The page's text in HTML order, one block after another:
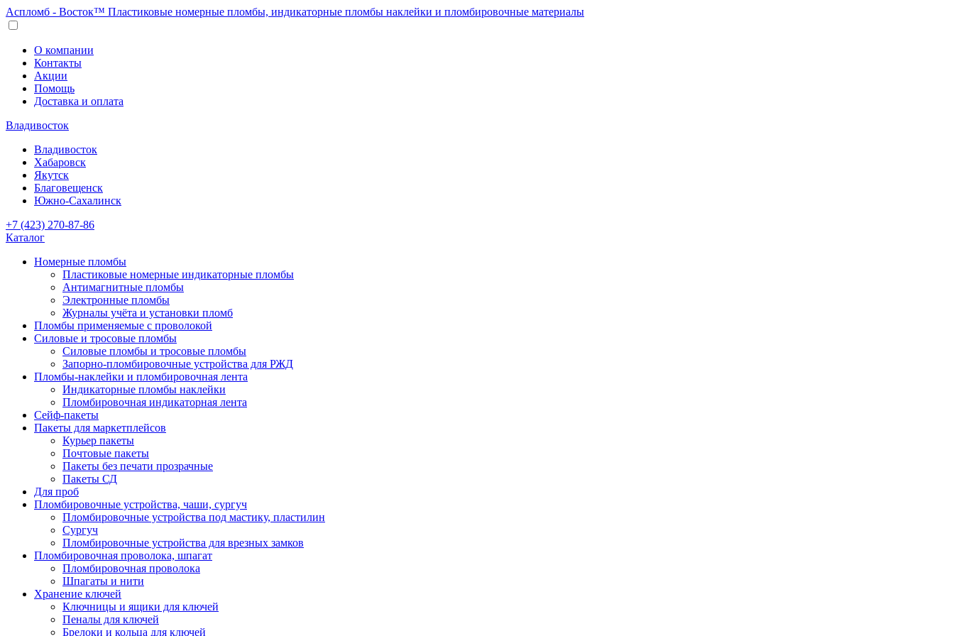
Аспломб - Восток™ Пластиковые номерные пломбы, индикаторные пломбы наклейки и пломбировочные материалы
О компании
Контакты
Акции
Помощь
Доставка и оплата
Владивосток
Владивосток
Хабаровск
Якутск
Благовещенск
Южно-Сахалинск
+7 (423) 270-87-86
Каталог
Номерные пломбы
Пластиковые номерные индикаторные пломбы
Антимагнитные пломбы
Электронные пломбы
Журналы учёта и установки пломб
Пломбы применяемые с проволокой
Силовые и тросовые пломбы
Силовые пломбы и тросовые пломбы
Запорно-пломбировочные устройства для РЖД
Пломбы-наклейки и пломбировочная лента
Индикаторные пломбы наклейки
Пломбировочная индикаторная лента
Сейф-пакеты
Пакеты для маркетплейсов
Курьер пакеты
Почтовые пакеты
Пакеты без печати прозрачные
Пакеты СД
Для проб
Пломбировочные устройства, чаши, сургуч
Пломбировочные устройства под мастику, пластилин
Сургуч
Пломбировочные устройства для врезных замков
Пломбировочная проволока, шпагат
Пломбировочная проволока
Шпагаты и нити
Хранение ключей
Ключницы и ящики для ключей
Пеналы для ключей
Брелоки и кольца для ключей